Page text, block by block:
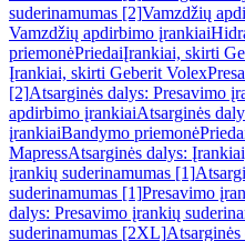
suderinamumas [2]Vamzdžių
Vamzdžių apdirbimo įrankiai
priemonėPriedaiĮrankiai, skirti
Įrankiai, skirti Geberit Volex
[2]Atsarginės dalys: Presavimo
apdirbimo įrankiaiAtsarginės
įrankiaiBandymo priemonė
MapressAtsarginės dalys:
įrankių suderinamumas [1]
suderinamumas [1]Presavimo
dalys: Presavimo įrankių
suderinamumas [2XL]